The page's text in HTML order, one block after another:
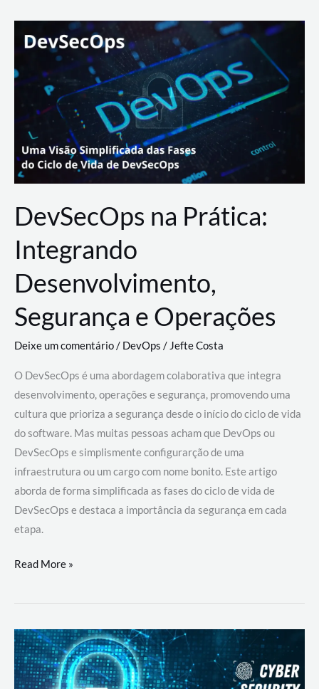
Lance
Rural
DevSecOps na Prática:
Integrando
Desenvolvimento,
Segurança e Operações
Deixe um comentário/ DevOps /Jefte Costa
O DevSecOps é uma abordagem colaborativa que integra
desenvolvimento, operações e segurança, promovendo uma
cultura que prioriza a segurança desde o início do ciclo de vida
do software. Mas muitas pessoas acham que DevOps ou
DevSecOps e simplismente configurarção de uma
infraestrutura ou um cargo com nome bonito. Este artigo
aborda de forma simplificada as fases do ciclo de vida de
DevSecOps e destaca a importância da segurança em cada
etapa.
DevSecOps
Prática:
Desenvolvimento,
Segurança
e
Read More »